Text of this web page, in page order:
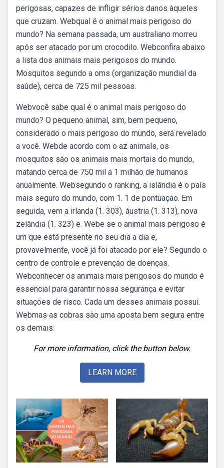
perigosas, capazes de infligir sérios danos àqueles
que cruzam. Webqual é o animal mais perigoso do
mundo? Na semana passada, um australiano morreu
após ser atacado por um crocodilo. Webconfira abaixo
a lista dos animais mais perigosos do mundo.
Mosquitos segundo a oms (organização mundial da
saúde), cerca de 725 mil pessoas.
Webvocê sabe qual é o animal mais perigoso do
mundo? O pequeno animal, sim, bem pequeno,
considerado o mais perigoso do mundo, será revelado
a você. Webde acordo com o az animals, os
mosquitos são os animais mais mortais do mundo,
matando cerca de 750 mil a 1 milhão de humanos
anualmente. Websegundo o ranking, a islândia é o país
mais seguro do mundo, com 1. 1 de pontuação. Em
seguida, vem a irlanda (1. 303), áustria (1. 313), nova
zelândia (1. 323) e. Webe se o animal mais perigoso é
um que está presente no seu dia a dia e,
provavelmente, você já foi atacado por ele? Segundo o
centro de controle e prevenção de doenças.
Webconhecer os animais mais perigosos do mundo é
essencial para garantir nossa segurança e evitar
situações de risco. Cada um desses animais possui.
Webmas as cobras são uma aposta bem segura entre
os demais:
For more information, click the button below.
LEARN MORE